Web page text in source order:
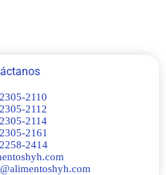
2110
2112
2114
2161
2414